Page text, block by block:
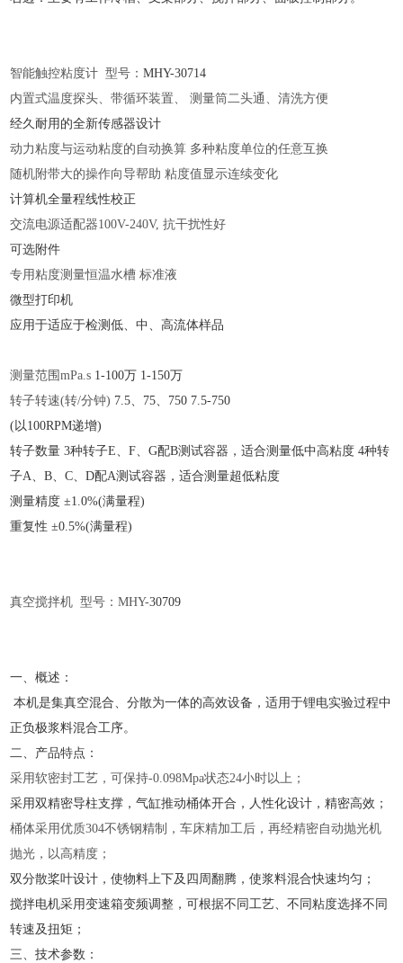
智能触控粘度计 型号：MHY-30714
内置式温度探头、带循环装置、
测量筒二头通、清洗方便
经久耐用的全新传感器设计
动力粘度与运动粘度的自动换算 多种粘度单位的任意互换
随机附带大的操作向导帮助 粘度值显示连续变化
计算机全量程线性校正
交流电源适配器100V-240V, 抗干扰性好
可选附件
专用粘度测量恒温水槽 标准液
微型打印机
应用于适应于检测低、中、高流体样品
测量范围mPa.s 1-100万 1-150万
转子转速(转/分钟) 7.5、75、750 7.5-750
(以100RPM递增)
转子数量 3种转子E、F、G配B测试容器，适合测量低中高粘度 4种转
子A、B、C、D配A测试容器，适合测量超低粘度
测量精度 ±1.0%(满量程)
重复性 ±0.5%(满量程)
真空搅拌机 型号：MHY-30709
一、概述：
本机是集真空混合、分散为一体的高效设备，适用于锂电实验过程中
正负极浆料混合工序。
二、产品特点：
采用软密封工艺，可保持-0.098Mpa状态24小时以上；
采用双精密导柱支撑，气缸推动桶体开合，人性化设计，精密高效；
桶体采用优质304不锈钢精制，车床精加工后，再经精密自动抛光机
抛光，以高精度；
双分散桨叶设计，使物料上下及四周翻腾，使浆料混合快速均匀；
搅拌电机采用变速箱变频调整，可根据不同工艺、不同粘度选择不同
转速及扭矩；
三、技术参数：